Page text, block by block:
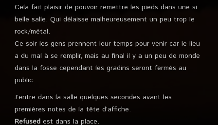
Cela fait plaisir de pouvoir remettre les pieds dans une si
belle salle. Qui délaisse malheureusement un peu trop le
rock/métal.
Ce soir les gens prennent leur temps pour venir car le lieu
a du mal à se remplir, mais au final il y a un peu de monde
dans la fosse cependant les gradins seront fermés au
public.
J’entre dans la salle quelques secondes avant les
premières notes de la tête d’affiche.
Refused est dans la place.